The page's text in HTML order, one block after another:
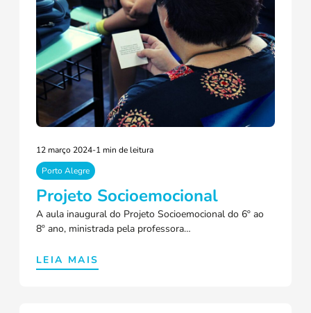
12 março 2024-1 min de leitura
Porto Alegre
Projeto Socioemocional
A aula inaugural do Projeto Socioemocional do 6º ao
8º ano, ministrada pela professora…
LEIA MAIS